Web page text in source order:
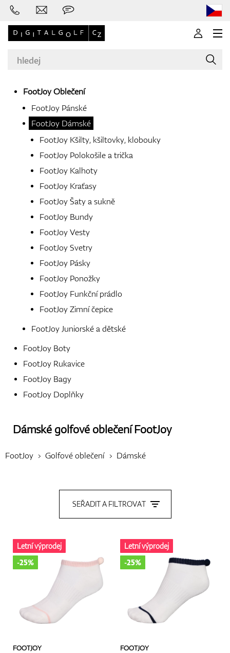
Golfové hole
Oblečení
Rukavice
Vozíky
Doplňky
Dárkové poukazy
FootJoy Oblečení
FootJoy Pánské
FootJoy Dámské
FootJoy Kšilty, kšiltovky, klobouky
FootJoy Polokošile a trička
FootJoy Kalhoty
FootJoy Kraťasy
FootJoy Šaty a sukně
FootJoy Bundy
FootJoy Vesty
FootJoy Svetry
FootJoy Pásky
FootJoy Ponožky
FootJoy Funkční prádlo
FootJoy Zimní čepice
FootJoy Juniorské a dětské
FootJoy Boty
FootJoy Rukavice
FootJoy Bagy
FootJoy Doplňky
Dámské golfové oblečeníFootJoy
FootJoy Golfové oblečení Dámské
SEŘADIT A FILTROVAT
FOOTJOY
Letní výprodej
-25%
FOOTJOY
Letní výprodej
-25%